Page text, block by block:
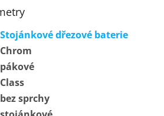
Stojánkové dřezové baterie
Chrom
pákové
Class
bez sprchy